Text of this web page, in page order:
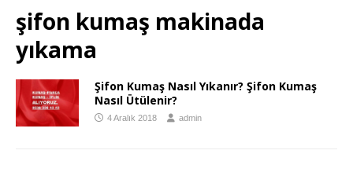
şifon kumaş makinada
yıkama
Şifon Kumaş Nasıl Yıkanır? Şifon Kumaş
Nasıl Ütülenir?
4 Aralık 2018 admin